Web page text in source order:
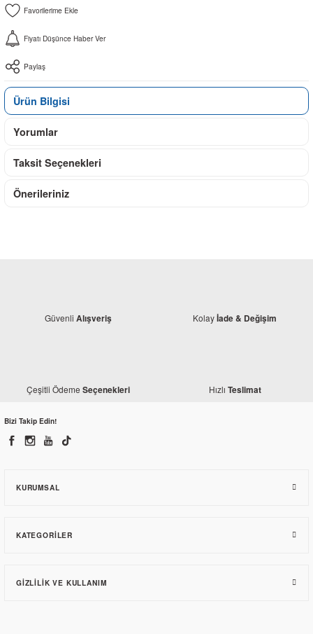
Fiyatı Düşünce Haber Ver
Paylaş
Ürün Bilgisi
Yorumlar
Taksit Seçenekleri
Önerileriniz
Güvenli Alışveriş Kolayİade & Değişim
Çeşitli Ödeme Seçenekleri Hızlı Teslimat
Bizi Takip Edin!
KURUMSAL
KATEGORILER
GIZLILIK VE KULLANIM